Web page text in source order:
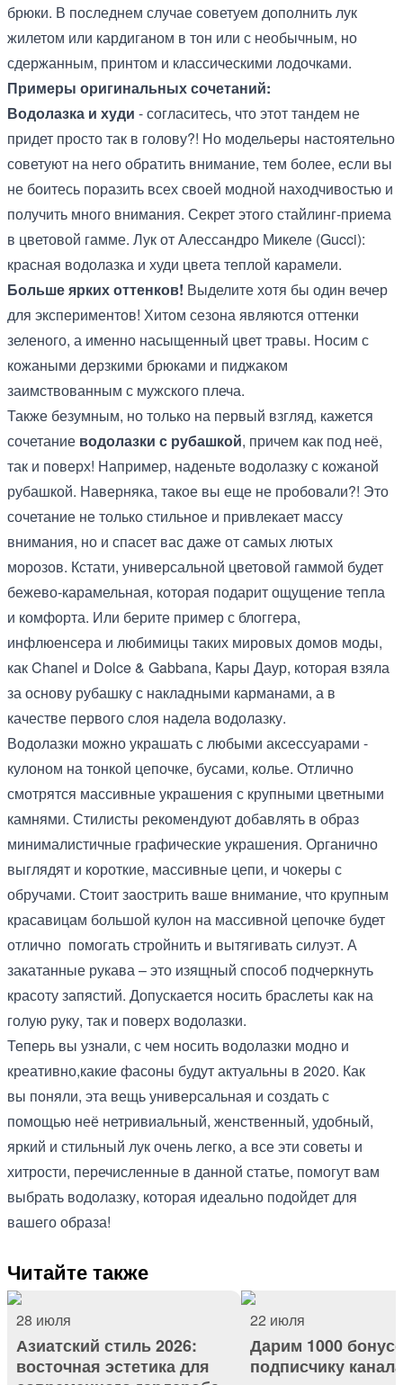
брюки. В последнем случае советуем дополнить лук
жилетом или кардиганом в тон или с необычным, но
сдержанным, принтом и классическими лодочками.
Примеры оригинальных сочетаний:
Водолазка и худи - согласитесь, что этот тандем не
придет просто так в голову?! Но модельеры настоятельно
советуют на него обратить внимание, тем более, если вы
не боитесь поразить всех своей модной находчивостью и
получить много внимания. Секрет этого стайлинг-приема
в цветовой гамме. Лук от Алессандро Микеле (Gucci):
красная водолазка и худи цвета теплой карамели.
Больше ярких оттенков! Выделите хотя бы один вечер
для экспериментов! Хитом сезона являются оттенки
зеленого, а именно насыщенный цвет травы. Носим с
кожаными дерзкими брюками и пиджаком
заимствованным с мужского плеча.
Также безумным, но только на первый взгляд, кажется
сочетание водолазки с рубашкой, причем как под неё,
так и поверх! Например, наденьте водолазку с кожаной
рубашкой. Наверняка, такое вы еще не пробовали?! Это
сочетание не только стильное и привлекает массу
внимания, но и спасет вас даже от самых лютых
морозов. Кстати, универсальной цветовой гаммой будет
бежево-карамельная, которая подарит ощущение тепла
и комфорта. Или берите пример с блоггера,
инфлюенсера и любимицы таких мировых домов моды,
как Chanel и Dolce & Gabbana, Кары Даур, которая взяла
за основу рубашку с накладными карманами, а в
качестве первого слоя надела водолазку.
Водолазки можно украшать с любыми аксессуарами -
кулоном на тонкой цепочке, бусами, колье. Отлично
смотрятся массивные украшения с крупными цветными
камнями. Стилисты рекомендуют добавлять в образ
минималистичные графические украшения. Органично
выглядят и короткие, массивные цепи, и чокеры с
обручами. Стоит заострить ваше внимание, что крупным
красавицам большой кулон на массивной цепочке будет
отлично помогать стройнить и вытягивать силуэт. А
закатанные рукава – это изящный способ подчеркнуть
красоту запястий. Допускается носить браслеты как на
голую руку, так и поверх водолазки.
Теперь вы узнали, с чем носить водолазки модно и
креативно,какие фасоны будут актуальны в 2020. Как
вы поняли, эта вещь универсальная и создать с
помощью неё нетривиальный, женственный, удобный,
яркий и стильный лук очень легко, а все эти советы и
хитрости, перечисленные в данной статье, помогут вам
выбрать водолазку, которая идеально подойдет для
вашего образа!
Читайте также
28 июля
Азиатский стиль 2026:
восточная эстетика для
22 июля
Дарим 1000
подписчику